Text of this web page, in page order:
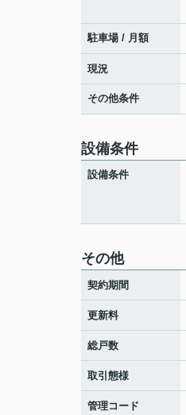
駐車場 / 月額
現況
その他条件
設備条件
設備条件
その他
契約期間
更新料
総戸数
取引態様
管理コード